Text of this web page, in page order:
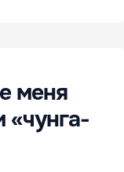
меня
«чунга-